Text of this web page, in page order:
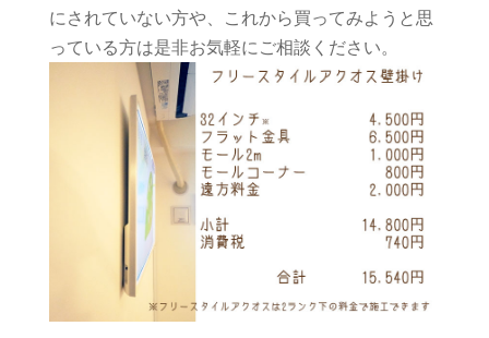
にされていない方や、これから買ってみようと思
っている方は是非お気軽にご相談ください。